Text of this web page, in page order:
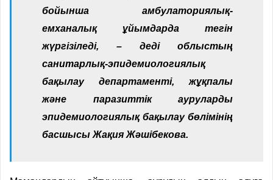
бойынша амбулаториялық-
емханалық ұй­­ымдарда тегін
жүргізіледі, – деді облыстың
санитарлық-эпидемиологиялық
бақылау департаменті, жұқпалы
және паразиттік ауруларды
эпидемиологиялық бақылау бөлімінің
басшысы Жақия Жәшібекова.